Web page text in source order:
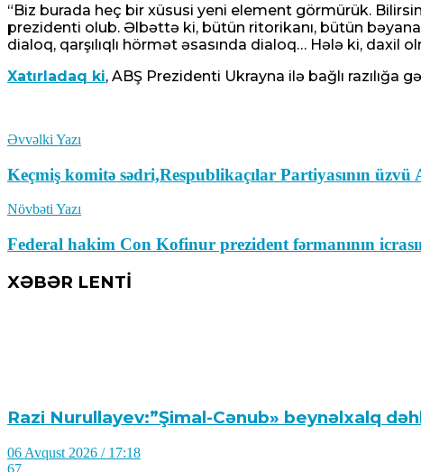
“Biz burada heç bir xüsusi yeni element görmürük.
prezidenti olub. Əlbəttə ki, bütün ritorikanı, bütün
dialoq, qarşılıqlı hörmət əsasında dialoq… Hələ ki, daxil
Xatırladaq ki, ABŞ Prezidenti Ukrayna ilə bağlı
Əvvəlki Yazı
Keçmiş komitə sədri,Respublikaçılar Partiyasının üzvü
Növbəti Yazı
Federal hakim Con Kofinur prezident fərmanının
XƏBƏR LENTİ
Razi Nurullayev:”Şimal-Cənub» beynəlxalq
06 Avqust 2026 / 17:18
67